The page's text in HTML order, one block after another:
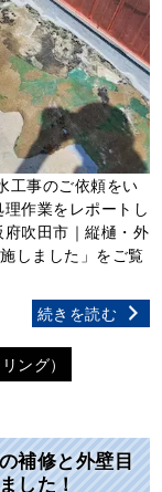
工事のご依頼をい
作業をレポートし
吹田市｜縦樋・外
しました」をご覧
続きを読む
ング）
補修と外壁目
した！